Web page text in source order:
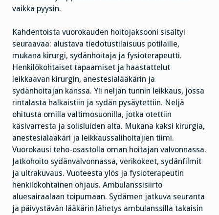
vaikka pyysin.
Kahdentoista vuorokauden hoitojaksooni sisältyi
seuraavaa: alustava tiedotustilaisuus potilaille,
mukana kirurgi, sydänhoitaja ja fysioterapeutti.
Henkilökohtaiset tapaamiset ja haastattelut
leikkaavan kirurgin, anestesialääkärin ja
sydänhoitajan kanssa. Yli neljän tunnin leikkaus, jossa
rintalasta halkaistiin ja sydän pysäytettiin. Neljä
ohitusta omilla valtimosuonilla, jotka otettiin
käsivarresta ja solisluiden alta. Mukana kaksi kirurgia,
anestesialääkäri ja leikkaussalihoitajien tiimi.
Vuorokausi teho-osastolla oman hoitajan valvonnassa.
Jatkohoito sydänvalvonnassa, verikokeet, sydänfilmit
ja ultrakuvaus. Vuoteesta ylös ja fysioterapeutin
henkilökohtainen ohjaus. Ambulanssisiirto
aluesairaalaan toipumaan. Sydämen jatkuva seuranta
ja päivystävän lääkärin lähetys ambulanssilla takaisin